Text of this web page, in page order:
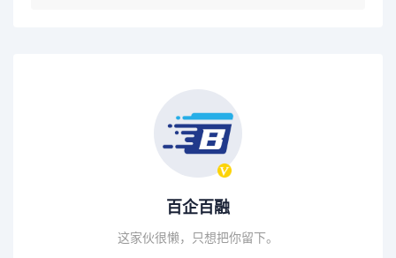
百企百融
这家伙很懒，只想把你留下。